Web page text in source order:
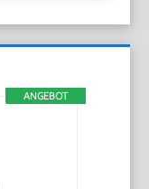
ANGEBOT